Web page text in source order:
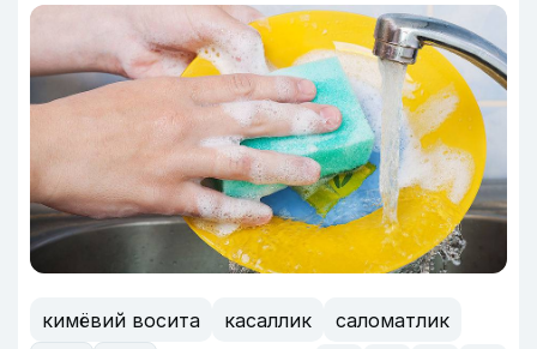
кимёвий восита касаллик
саломатлик